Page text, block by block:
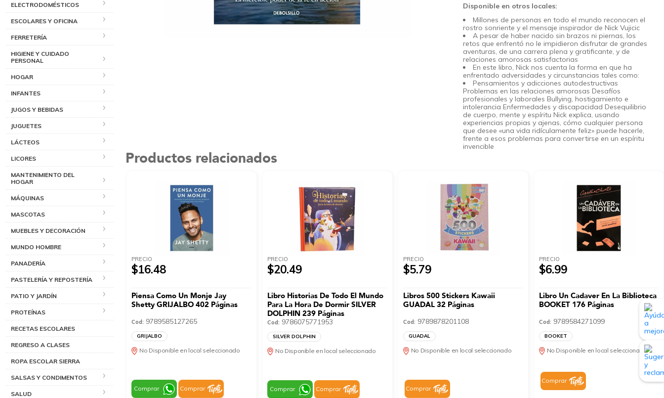
ELECTRODOMÉSTICOS
ESCOLARES Y OFICINA
FERRETERÍA
HIGIENE Y CUIDADO
PERSONAL
HOGAR
INFANTES
JUGOS Y BEBIDAS
JUGUETES
LÁCTEOS
LICORES
MANTENIMIENTO DEL
HOGAR
MÁQUINAS
MASCOTAS
MUEBLES Y DECORACIÓN
MUNDO HOMBRE
PANADERÍA
PASTELERÍA Y REPOSTERÍA
PATIO Y JARDÍN
PROTEÍNAS
RECETAS ESCOLARES
REGRESO A CLASES
ROPA ESCOLAR SIERRA
SALSAS Y CONDIMENTOS
SALUD
Disponible en otros locales:
Millones de personas en todo el mundo reconocen el
rostro sonriente y el mensaje inspirador de Nick Vujicic
A pesar de haber nacido sin brazos ni piernas, los
retos que enfrentó no le impidieron disfrutar de grandes
aventuras, de una carrera plena y gratificante, y de
relaciones amorosas satisfactorias
En este libro, Nick nos cuenta la forma en que ha
enfrentado adversidades y circunstancias tales como:
Pensamientos y adicciones autodestructivas
Problemas en las relaciones amorosas Desafíos
profesionales y laborales Bullying, hostigamiento e
intolerancia Enfermedades y discapacidad Desequilibrio
de cuerpo, mente y espíritu Nick explica, usando
experiencias propias y ajenas, cómo cualquier persona
que desee «una vida ridículamente feliz» puede hacerle,
frente a esos problemas para convertirse en un espíritu
invencible
Productos relacionados
PRECIO
$16.48
Piensa Como Un Monje Jay
Shetty GRIJALBO 402 Páginas
Cod: 9789585127265
GRIJALBO
No Disponible en local seleccionado
Comprar Comprar
PRECIO
$20.49
Libro Historias De Todo El Mundo
Para La Hora De Dormir SILVER
DOLPHIN 239 Páginas
Cod: 9786075771953
SILVER DOLPHIN
No Disponible en local seleccionado
Comprar Comprar
PRECIO
$5.79
Libros 500 Stickers Kawaii
GUADAL 32 Páginas
Cod: 9789878201108
GUADAL
No Disponible en local seleccionado
Comprar
PRECIO
$6.99
Libro Un Cadaver En La Biblioteca
BOOKET 176 Páginas
Cod: 9789584271099
BOOKET
No Disponible en local seleccionado
Comprar